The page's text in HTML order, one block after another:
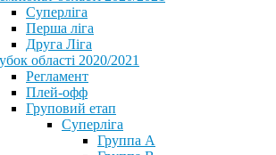
Суперліга
Перша ліга
Друга Ліга
області 2020/2021
Регламент
Плей-офф
Груповий етап
Суперліга
Группа A